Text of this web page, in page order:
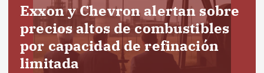
Exxon y Chevron alertan sobre
precios altos de combustibles
por capacidad de refinación
limitada